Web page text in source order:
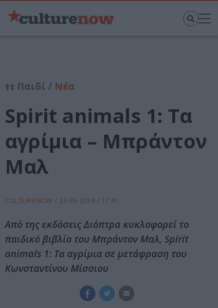
Παιδί / Νέα
Spirit animals 1: Τα
αγρίμια – Μπράντον
Μαλ
CULTURENOW / 23-09-2014 / 11:41
Από της εκδόσεις Διόπτρα κυκλοφορεί το
παιδικό βιβλίο του Μπράντον Μαλ, Spirit
animals 1: Τα αγρίμια σε μετάφραση του
Κωνσταντίνου Μίσσιου